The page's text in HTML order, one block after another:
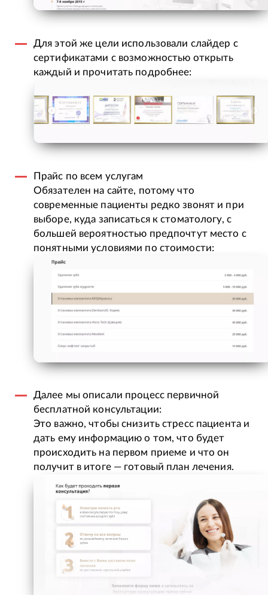
Для этой же цели использовали слайдер с
сертификатами с возможностью открыть
каждый и прочитать подробнее:
Прайс по всем услугам
Обязателен на сайте, потому что
современные пациенты редко звонят и при
выборе, куда записаться к стоматологу, с
большей вероятностью предпочтут место с
понятными условиями по стоимости:
Далее мы описали процесс первичной
бесплатной консультации:
Это важно, чтобы снизить стресс пациента и
дать ему информацию о том, что будет
происходить на первом приеме и что он
получит в итоге — готовый план лечения.